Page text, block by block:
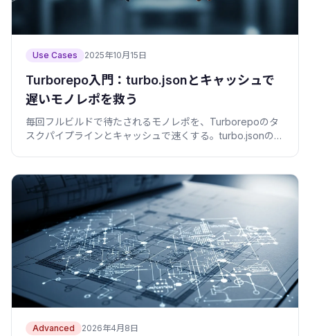
Use Cases 2025年10月15日
Turborepo入門：turbo.jsonとキャッシュで
遅いモノレポを救う
毎回フルビルドで待たされるモノレポを、Turborepoのタ
スクパイプラインとキャッシュで速くする。turbo.jsonの書
Advanced 2026年4月8日